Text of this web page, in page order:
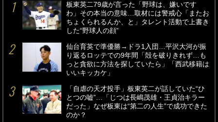
板東英二79歳が言った「野球は、嫌いです
わ」その本当の意味…取材には警戒心「またお
ちょくられるんか、と」タレント活動で上書き
した“野球人の顔”
仙台育英で準優勝→ドラ1入団…平沢大河が振
り返るロッテでの9年間「殻を破りきれず…も
っと貪欲に方法を探していたら」「西武移籍は
いいキッカケ」
「自虐の天才投手」板東英二が話していた“ひ
とつの嘘”…「じつは長嶋茂雄・王貞治キラー
だった」なぜ板東は“第二の人生”で成功できた
のか？